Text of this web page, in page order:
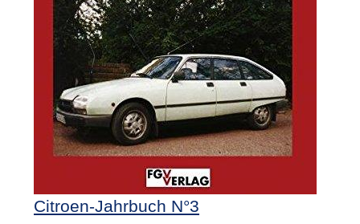
Citroen-Jahrbuch N°3